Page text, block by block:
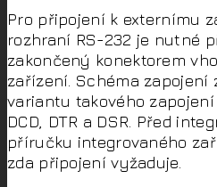
Pro připojení k externímu
rozhraní RS-232 je nutné
zakončený konektorem
zařízení. Schéma zapojení
variantu takového
DCD, DTR a DSR. Před
příručku integrovaného
zda připojení vyžaduje.